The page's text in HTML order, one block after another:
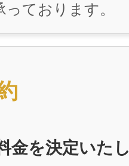
ております。
金を決定いた